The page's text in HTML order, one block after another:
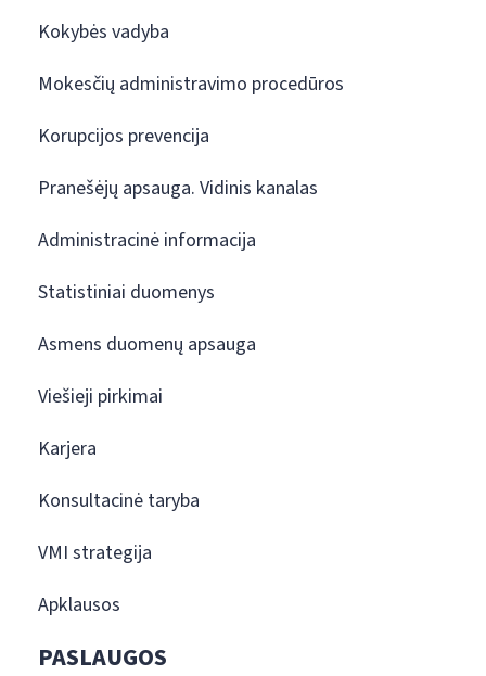
Kokybės vadyba
Mokesčių administravimo procedūros
Korupcijos prevencija
Pranešėjų apsauga. Vidinis kanalas
Administracinė informacija
Statistiniai duomenys
Asmens duomenų apsauga
Viešieji pirkimai
Karjera
Konsultacinė taryba
VMI strategija
Apklausos
PASLAUGOS